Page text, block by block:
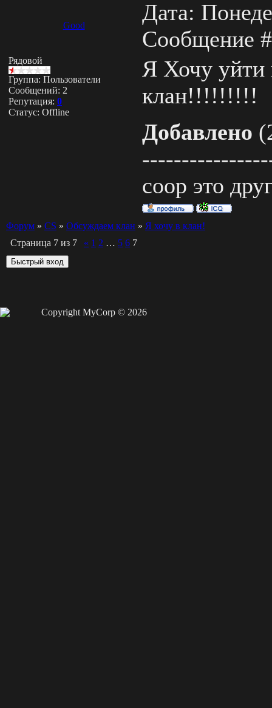
Good
Дата:
Сообщение
Рядовой
Группа: Пользователи
Сообщений: 2
Репутация: 0
Статус: Offline
Я Хочу уйти
клан!!!!!!!!!
Добавлено
соор это
Форум » СS » Обсуждаем клан » Я хочу в клан!
Страница 7 из 7 « 1 2 … 5 6 7
Copyright MyCorp © 2026